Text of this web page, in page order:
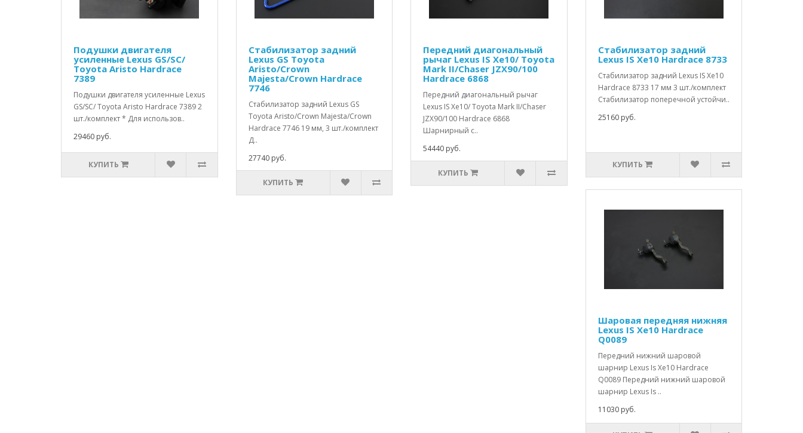
Подушки двигателя
усиленные Lexus GS/SC/
Toyota Aristo Hardrace
7389
Подушки двигателя усиленные Lexus
GS/SC/ Toyota Aristo Hardrace 7389 2
шт./комплект * Для использов..
29460 руб.
КУПИТЬ
Стабилизатор задний
Lexus GS Toyota
Aristo/Crown
Majesta/Crown Hardrace
7746
Стабилизатор задний Lexus GS
Toyota Aristo/Crown Majesta/Crown
Hardrace 7746 19 мм, 3 шт./комплект
Д..
27740 руб.
КУПИТЬ
Передний диагональный
рычаг Lexus IS Xe10/ Toyota
Mark II/Chaser JZX90/100
Hardrace 6868
Передний диагональный рычаг
Lexus IS Xe10/ Toyota Mark II/Chaser
JZX90/100 Hardrace 6868
Шарнирный с..
54440 руб.
КУПИТЬ
Стабилизатор задний
Lexus IS Xe10 Hardrace 8733
Стабилизатор задний Lexus IS Xe10
Hardrace 8733 17 мм 3 шт./комплект
Стабилизатор поперечной устойчи..
25160 руб.
КУПИТЬ
Шаровая передняя нижняя
Lexus IS Xe10 Hardrace
Q0089
Передний нижний шаровой
шарнир Lexus Is Xe10 Hardrace
Q0089 Передний нижний шаровой
шарнир Lexus Is ..
11030 руб.